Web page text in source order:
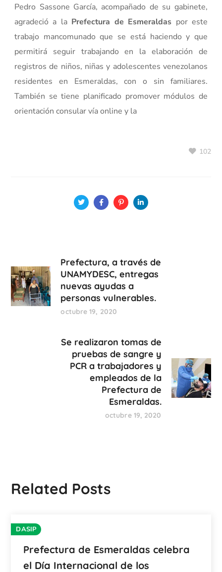
Pedro Sassone García, acompañado de su gabinete,
agradeció a la Prefectura de Esmeraldas por este
trabajo mancomunado que se está haciendo y que
permitirá seguir trabajando en la elaboración de
registros de niños, niñas y adolescentes venezolanos
residentes en Esmeraldas, con o sin familiares.
También se tiene planificado promover módulos de
orientación consular vía online y la
102
Prefectura, a través de
UNAMYDESC, entregas
nuevas ayudas a
personas vulnerables.
octubre 19, 2020
Se realizaron tomas de
pruebas de sangre y
PCR a trabajadores y
empleados de la
Prefectura de
Esmeraldas.
octubre 19, 2020
Related Posts
DASIP
Prefectura de Esmeraldas celebra
el Día Internacional de los